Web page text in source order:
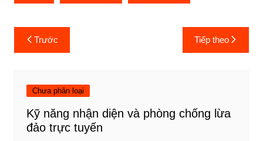
Điều
hướng
viết
Trước Tiếp theo
Chưa phân loại
Kỹ năng nhận diện và phòng chống lừa
đảo trực tuyến